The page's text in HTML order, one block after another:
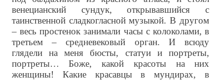
венецианский сундук, открывавшийся с
таинственной сладкогласной музыкой. В другом
– весь простенок занимали часы с колоколами, в
третьем – средневековый орган. И всюду
глядели на меня бюсты, статуи и портреты,
портреты… Боже, какой красоты на них
женщины! Какие красавцы в мундирах, в